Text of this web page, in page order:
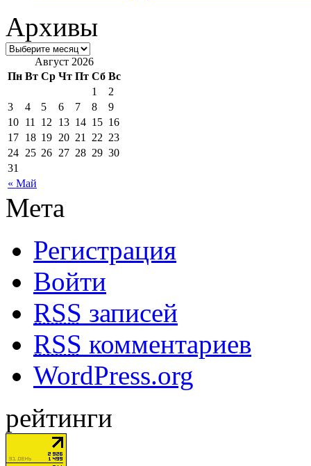
Архивы
Август 2026
Пн Вт Ср Чт Пт Сб Вс
« Май
1
2
3
4 5 6 7 8
9
10 11 12 13 14 15 16
17 18 19 20 21 22 23
24 25 26 27 28 29 30
31
Мета
Регистрация
Войти
RSS записей
RSS комментариев
WordPress.org
рейтинги